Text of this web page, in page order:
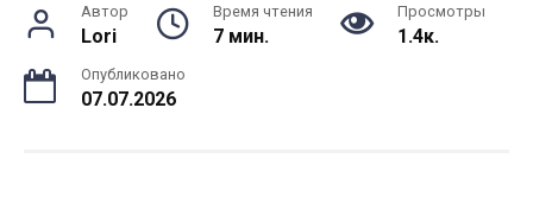
Автор
Lori
Время чтения
7 мин.
Просмотры
1.4к.
Опубликовано
07.07.2026